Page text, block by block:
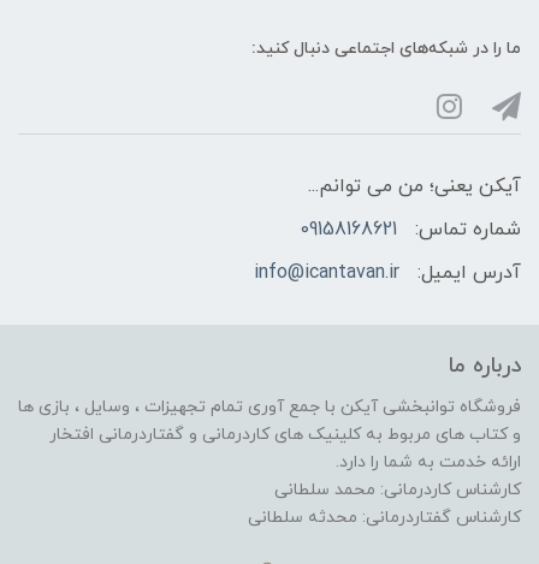
ما را در شبکه‌های اجتماعی دنبال کنید:
آیکن یعنی؛ من می توانم...
شماره تماس:
09158168621
آدرس ایمیل:
info@icantavan.ir
درباره ما
فروشگاه توانبخشی آیکن با جمع آوری تمام تجهیزات ، وسایل ، بازی ها
و کتاب های مربوط به کلینیک های کاردرمانی و گفتاردرمانی افتخار
ارائه خدمت به شما را دارد.
کارشناس کاردرمانی: محمد سلطانی
کارشناس گفتاردرمانی: محدثه سلطانی